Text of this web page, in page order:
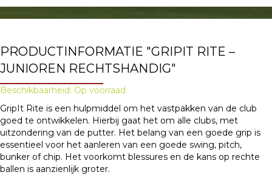
PRODUCTINFORMATIE "GRIPIT RITE –
JUNIOREN RECHTSHANDIG"
Beschikbaarheid: Op voorraad
GripIt Rite is een hulpmiddel om het vastpakken van de club
goed te ontwikkelen. Hierbij gaat het om alle clubs, met
uitzondering van de putter. Het belang van een goede grip is
essentieel voor het aanleren van een goede swing, pitch,
bunker of chip. Het voorkomt blessures en de kans op rechte
ballen is aanzienlijk groter.